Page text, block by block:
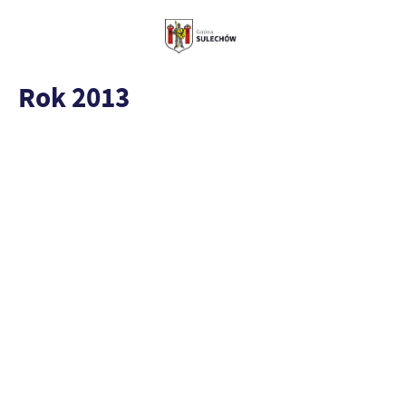
Rok 2013